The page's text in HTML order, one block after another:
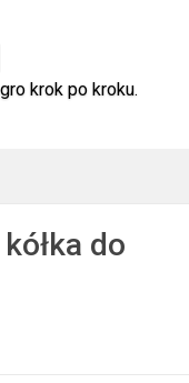
krok po kroku.
do